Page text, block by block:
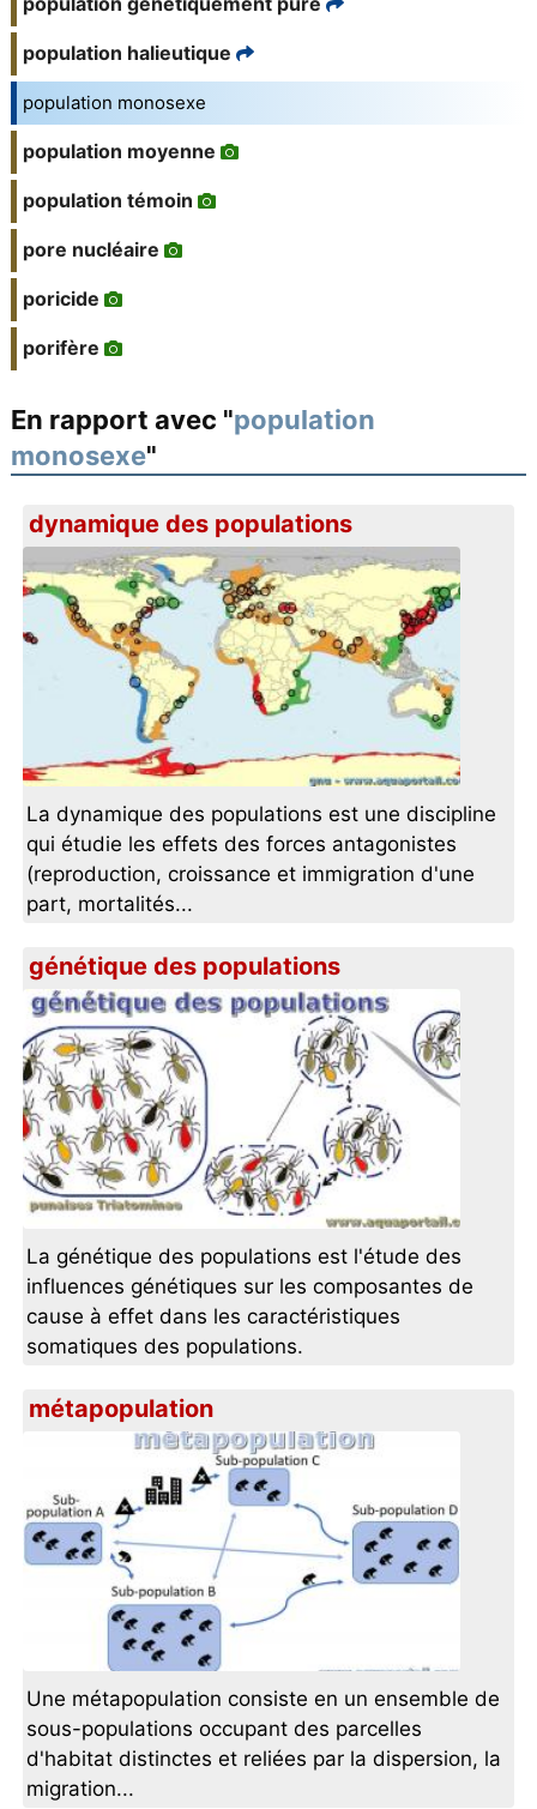
population halieutique
population monosexe
population moyenne
population témoin
pore nucléaire
poricide
porifère
En rapport avec "population
monosexe"
dynamique des populations
La dynamique des populations est une discipline
qui étudie les effets des forces antagonistes
(reproduction, croissance et immigration d'une
part, mortalités...
génétique des populations
La génétique des populations est l'étude des
influences génétiques sur les composantes de
cause à effet dans les caractéristiques
somatiques des populations.
métapopulation
Une métapopulation consiste en un ensemble de
sous-populations occupant des parcelles
d'habitat distinctes et reliées par la dispersion, la
migration...